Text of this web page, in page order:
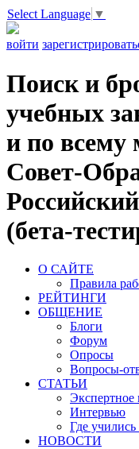
Select Language ▼
войти
Поиск и
учебных
и по всему
Совет-
(бета-
О САЙТЕ
Правила
РЕЙТИНГИ
ОБЩЕНИЕ
Блоги
Форум
Опросы
Вопросы-
СТАТЬИ
Экспертное
Интервью
Где
НОВОСТИ